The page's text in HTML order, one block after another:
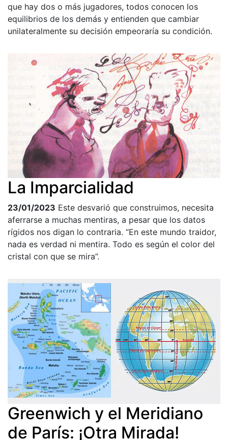
que hay dos o más jugadores, todos conocen los
equilibrios de los demás y entienden que cambiar
unilateralmente su decisión empeoraría su condición.
La Imparcialidad
23/01/2023 Este desvarió que construimos, necesita
aferrarse a muchas mentiras, a pesar que los datos
rígidos nos digan lo contraria. “En este mundo traidor,
nada es verdad ni mentira. Todo es según el color del
cristal con que se mira”.
Greenwich y el Meridiano
de París: ¡Otra Mirada!